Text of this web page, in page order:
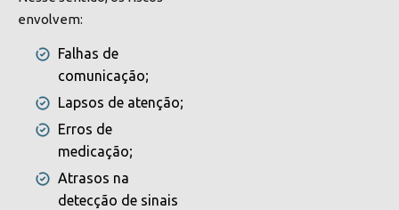
envolvem:
Falhas de
comunicação;
Lapsos de atenção;
Erros de
medicação;
Atrasos na
detecção de sinais